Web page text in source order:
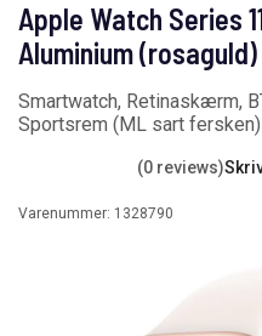
Apple Watch Series
Aluminium (rosaguld)
Smartwatch, Retinaskærm,
Sportsrem (ML sart fersken)
(0 reviews)
Varenummer: 1328790